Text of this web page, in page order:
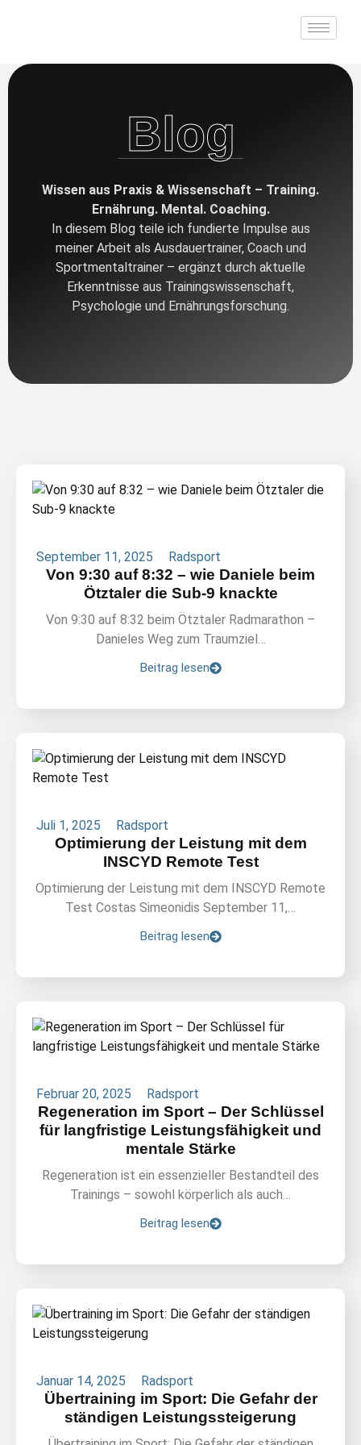
Blog
Wissen aus Praxis & Wissenschaft – Training.
Ernährung. Mental. Coaching.
In diesem Blog teile ich fundierte Impulse aus
meiner Arbeit als Ausdauertrainer, Coach und
Sportmentaltrainer – ergänzt durch aktuelle
Erkenntnisse aus Trainingswissenschaft,
Psychologie und Ernährungsforschung.
September 11, 2025 Radsport
Von 9:30 auf 8:32 – wie Daniele beim
Ötztaler die Sub-9 knackte
Von 9:30 auf 8:32 beim Ötztaler Radmarathon –
Danieles Weg zum Traumziel…
Beitrag lesen
Juli 1, 2025 Radsport
Optimierung der Leistung mit dem
INSCYD Remote Test
Optimierung der Leistung mit dem INSCYD Remote
Test Costas Simeonidis September 11,…
Beitrag lesen
Februar 20, 2025 Radsport
Regeneration im Sport – Der Schlüssel
für langfristige Leistungsfähigkeit und
mentale Stärke
Regeneration ist ein essenzieller Bestandteil des
Trainings – sowohl körperlich als auch…
Beitrag lesen
Januar 14, 2025 Radsport
Übertraining im Sport: Die Gefahr der
ständigen Leistungssteigerung